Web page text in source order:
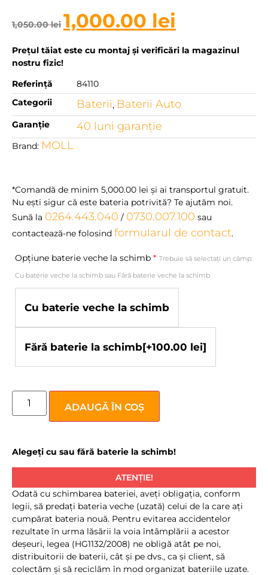
1,050.00lei 1,000.00 lei
Prețul tăiat este cu montaj și verificări la magazinul
nostru fizic!
Referință
84110
Categorii
Baterii, Baterii Auto
Garanție 40 luni garanţie
Brand: MOLL
*Comandă de minim 5,000.00 lei şi ai transportul gratuit.
Nu eşti sigur că este bateria potrivită? Te ajutăm noi.
Sună la 0264.443.040 / 0730.007.100 sau
contactează-ne folosind formularul de contact.
Opțiune baterie veche la schimb * Trebuie să selectați un câmp:
Cu baterie veche la schimb sau Fără baterie veche la schimb
Cu baterie veche la schimb
Fără baterie la schimb[+100.00 lei]
ADAUGĂ ÎN COȘ
Alegeți cu sau fără baterie la schimb!
ATENȚIE!
Odată cu schimbarea bateriei, aveţi obligaţia, conform
legii, să predaţi bateria veche (uzată) celui de la care aţi
cumpărat bateria nouă. Pentru evitarea accidentelor
rezultate în urma lăsării la voia întâmplării a acestor
deşeuri, legea (HG1132/2008) ne obligă atât pe noi,
distribuitorii de baterii, cât şi pe dvs., ca şi client, să
colectăm şi să reciclăm în mod organizat bateriile uzate.